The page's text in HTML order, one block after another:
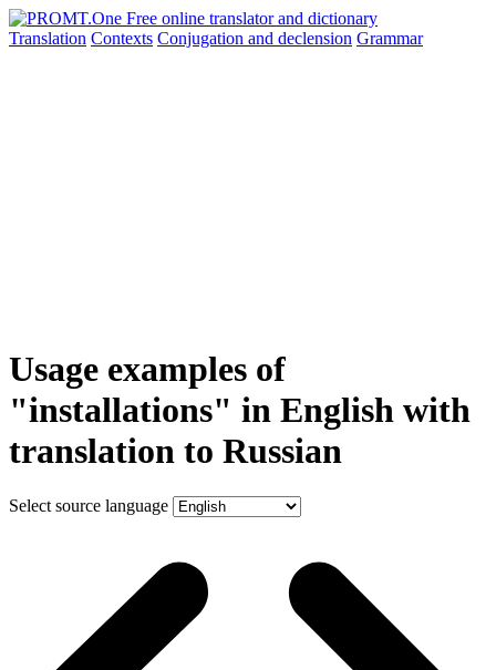
Translation Contexts Conjugation and declension Grammar
Usage examples of
"installations" in English with
translation to Russian
Select source language